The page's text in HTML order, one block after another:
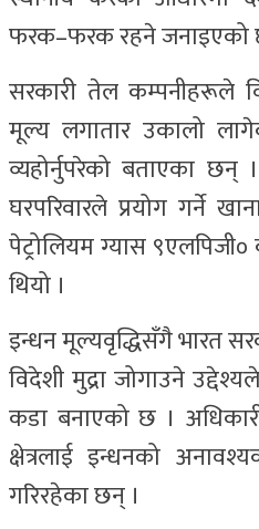
फरक–फरक रहने जनाइएको
सरकारी तेल कम्पनीहरूले
मूल्य लगातार उकालो
व्यहोर्नुपरेको बताएका
घरपरिवारले प्रयोग गर्ने
पेट्रोलियम ग्यास
थियो ।
इन्धन मूल्यवृद्धिसँगै भारत
विदेशी मुद्रा जोगाउने
कडा बनाएको छ ।
क्षेत्रलाई इन्धनको
गरिरहेका छन् ।